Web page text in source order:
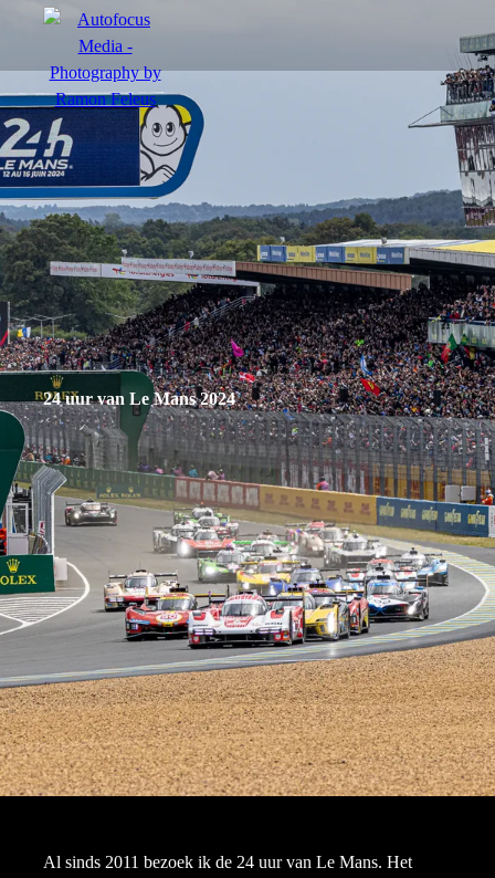
Actie
Portretten
Sfeer
nl
24 uur van Le Mans 2024
Al sinds 2011 bezoek ik de 24 uur van Le Mans. Het